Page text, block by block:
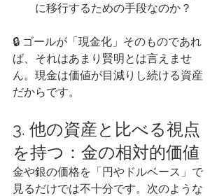
に移行するための手段なのか？
🔒 ゴールが「現金化」そのものであれ
ば、それはあまり賢明とは言えませ
ん。現金は価値が目減りし続ける資産
だからです。
3. 他の資産と比べる視点
を持つ：金の相対的価値
金や銀の価格を「円やドルベース」で
見るだけでは不十分です。次のような